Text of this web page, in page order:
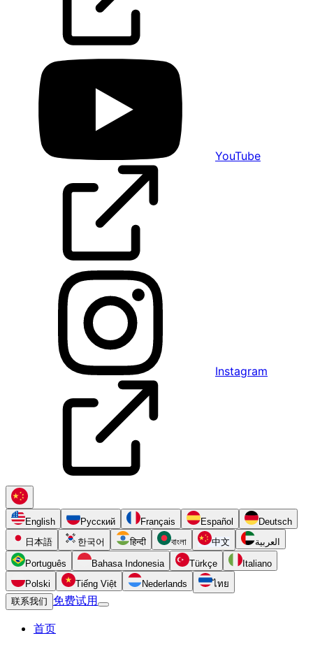
YouTube
Instagram
English Русский Français Español
Deutsch
日本語
한국어 हिन्दी বাংলা 中文 العربية
Português Bahasa Indonesia Türkçe
Italiano
Polski
Tiếng Việt Nederlands
ไทย
联系我们
免费试用
首页